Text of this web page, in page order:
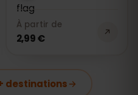
À partir de
2,99 €
destinations